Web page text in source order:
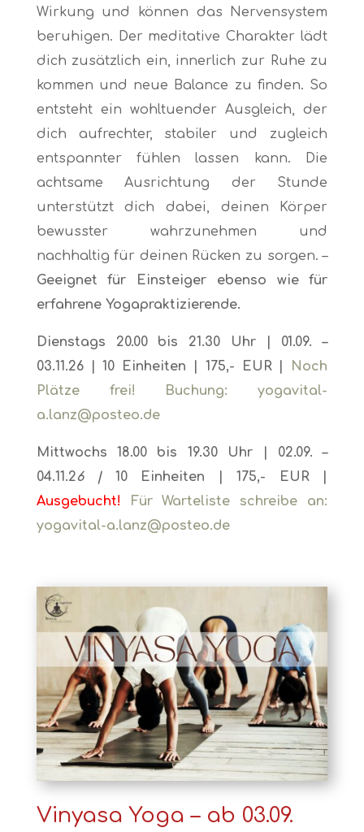
Wirkung und können das Nervensystem
beruhigen. Der meditative Charakter lädt
dich zusätzlich ein, innerlich zur Ruhe zu
kommen und neue Balance zu finden. So
entsteht ein wohltuender Ausgleich, der
dich aufrechter, stabiler und zugleich
entspannter fühlen lassen kann. Die
achtsame Ausrichtung der Stunde
unterstützt dich dabei, deinen Körper
bewusster wahrzunehmen und
nachhaltig für deinen Rücken zu sorgen. –
Geeignet für Einsteiger ebenso wie für
erfahrene Yogapraktizierende.
Dienstags 20.00 bis 21.30 Uhr | 01.09. –
03.11.26
| 10 Einheiten | 175,- EUR | Noch
Plätze frei! Buchung: yogavital-
a.lanz@posteo.de
Mittwochs 18.00 bis 19.30 Uhr | 02.09. –
04.11.26| 10Einheiten | 175,- EUR
Ausgebucht! Für Warteliste schreibe an:
yogavital-a.lanz@posteo.de
Vinyasa Yoga – ab 03.09.